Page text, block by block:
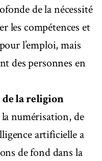
de la nécessité
les compétences et
l’emploi, mais
des personnes en
de la religion
numérisation, de
artificielle a
de fond dans la